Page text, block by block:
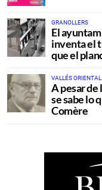
GRANOLLERS
El
inventa el
que el
VALLÉS ORIENTAL
A pesar de
se sabe lo
Comère